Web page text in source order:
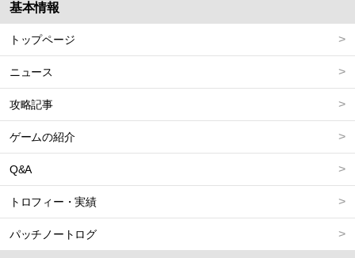
基本情報
トップページ
ニュース
攻略記事
ゲームの紹介
Q&A
トロフィー・実績
パッチノートログ